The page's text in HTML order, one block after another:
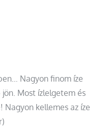
Nagyon finom íze
jön. Most ízlelgetem és
Nagyon kellemes az íze